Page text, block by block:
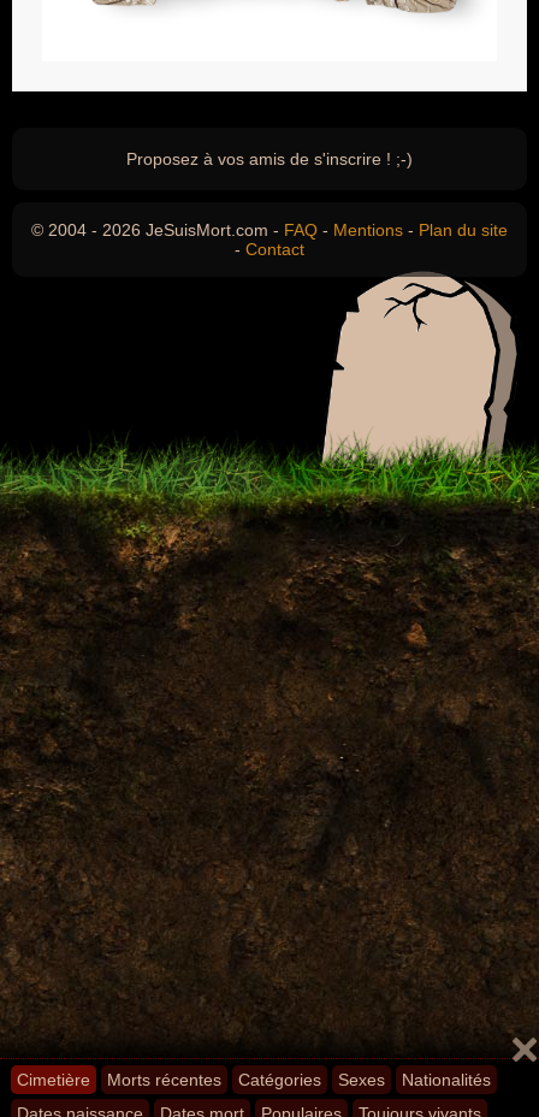
Cimetière Morts récentes Catégories Sexes
Nationalités
Proposez à vos amis de s'inscrire ! ;-)
© 2004 - 2026 JeSuisMort.com - FAQ - Mentions - Plan du site
- Contact